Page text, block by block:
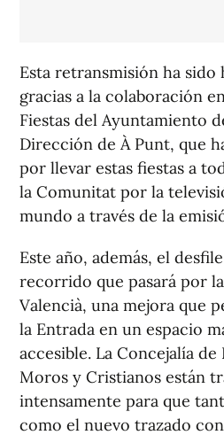
Esta retransmisión ha sido
gracias a la colaboración
Fiestas del Ayuntamiento
Dirección de À Punt, que
por llevar estas fiestas a
la Comunitat por la
mundo a través de la
Este año, además, el
recorrido que pasará por
Valencià, una mejora que
la Entrada en un espacio
accesible. La Concejalía de
Moros y Cristianos están
intensamente para que
como el nuevo trazado